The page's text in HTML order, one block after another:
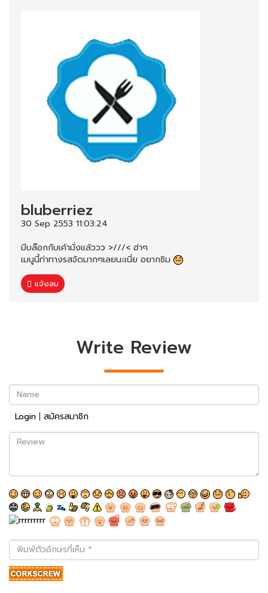
bluberriez
30 Sep 2553 11:03:24
มีบล๊อกกับเค้ามั่งแล้ววว >///< ฮ่าๆ
เมนูนี้ท่าทางรสจัดมากๆเลยนะเนี่ย อยากชิม
แจ้งลบ
Write Review
Name
Login | สมัครสมาชิก
Review
พิมพ์
ตัว
อักษร
ที่